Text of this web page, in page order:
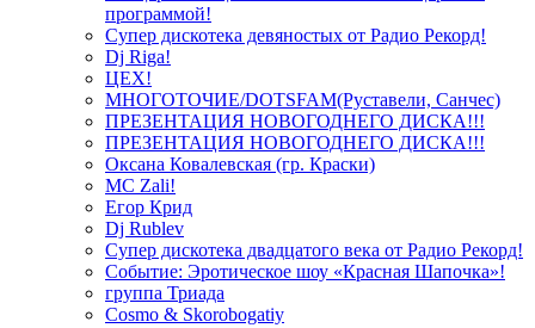
программой!
Супер дискотека девяностых от Радио Рекорд!
Dj Riga!
ЦЕХ!
МНОГОТОЧИЕ/DOTSFAM(Руставели, Санчес)
ПРЕЗЕНТАЦИЯ НОВОГОДНЕГО ДИСКА!!!
ПРЕЗЕНТАЦИЯ НОВОГОДНЕГО ДИСКА!!!
Оксана Ковалевская (гр. Краски)
MC Zali!
Егор Крид
Dj Rublev
Супер дискотека двадцатого века от Радио Рекорд!
Событие: Эротическое шоу «Красная Шапочка»!
группа Триада
Cosmo & Skorobogatiy